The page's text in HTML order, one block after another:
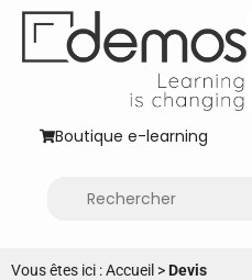
Boutique e-learning
Vous êtes ici :Accueil >Devis